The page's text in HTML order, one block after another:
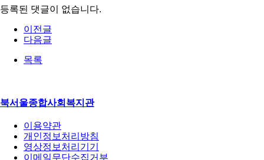
등록된 댓글이 없습니다.
이전글
다음글
목록
북서울종합사회복지관
이용약관
개인정보처리방침
영상정보처리기기
이메일무단수집거부